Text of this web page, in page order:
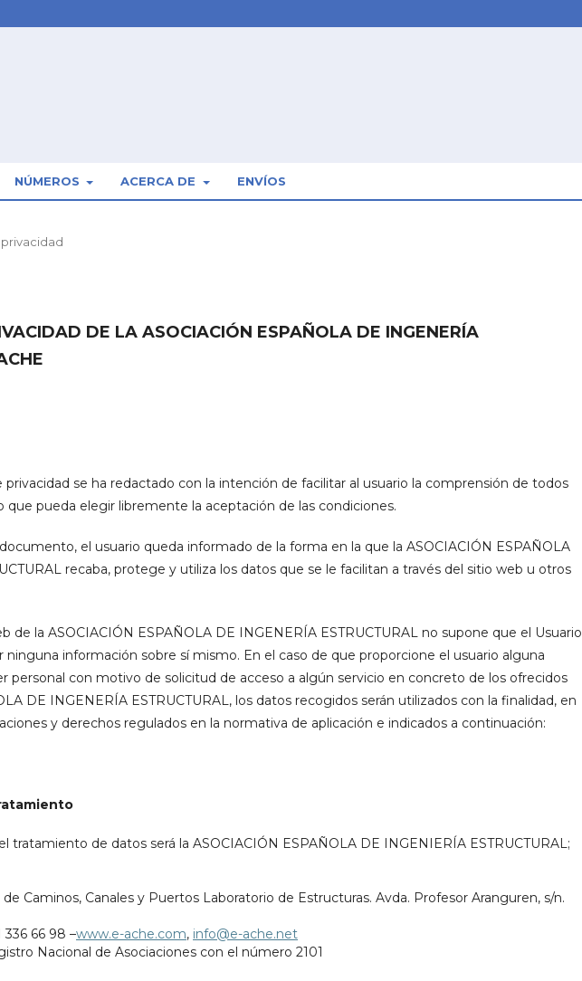
NÚMEROS ACERCA DE ENVÍOS
DE LA ASOCIACIÓN ESPAÑOLA DE INGENERÍA
privacidad se ha redactado con la intención de facilitar al usuario la comprensión de todos
que pueda elegir libremente la aceptación de las condiciones.
el usuario queda informado de la forma en la que la ASOCIACIÓN ESPAÑOLA
recaba, protege y utiliza los datos que se le facilitan a través del sitio web u otros
de la ASOCIACIÓN ESPAÑOLA DE INGENERÍA ESTRUCTURAL no supone que el Usuario
ninguna información sobre sí mismo. En el caso de que proporcione el usuario alguna
personal con motivo de solicitud de acceso a algún servicio en concreto de los ofrecidos
DE INGENERÍA ESTRUCTURAL, los datos recogidos serán utilizados con la finalidad, en
y derechos regulados en la normativa de aplicación e indicados a continuación:
tratamiento de datos será la ASOCIACIÓN ESPAÑOLA DE INGENIERÍA ESTRUCTURAL;
de Caminos, Canales y Puertos Laboratorio de Estructuras. Avda. Profesor Aranguren, s/n.
336 66 98 –www.e-ache.com, info@e-ache.net
Nacional de Asociaciones con el número 2101